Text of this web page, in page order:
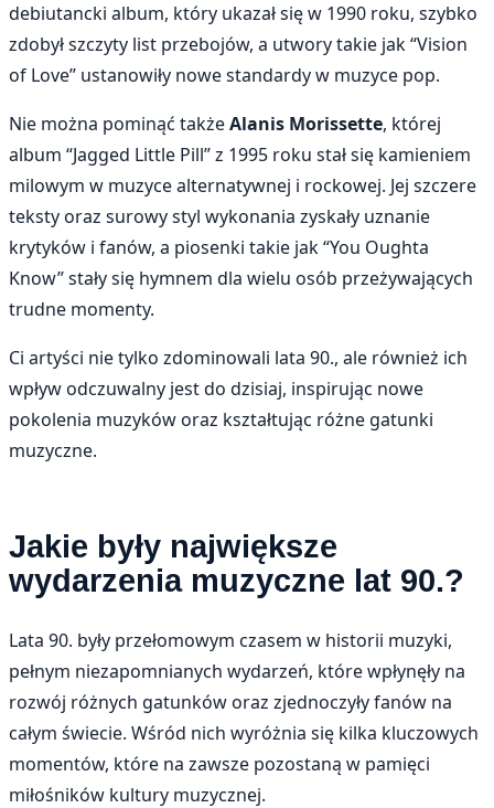
debiutancki album, który ukazał się w 1990 roku, szybko
zdobył szczyty list przebojów, a utwory takie jak “Vision
of Love” ustanowiły nowe standardy w muzyce pop.
Nie można pominąć takżeAlanis Morissette, której
album “Jagged Little Pill” z 1995 roku stał się kamieniem
milowym w muzyce alternatywnej i rockowej. Jej szczere
teksty oraz surowy styl wykonania zyskały uznanie
krytyków i fanów, a piosenki takie jak “You Oughta
Know” stały się hymnem dla wielu osób przeżywających
trudne momenty.
Ci artyści nie tylko zdominowali lata 90., ale również ich
wpływ odczuwalny jest do dzisiaj, inspirując nowe
pokolenia muzyków oraz kształtując różne gatunki
muzyczne.
Jakie były największe
wydarzenia muzyczne lat 90.?
Lata 90. były przełomowym czasem w historii muzyki,
pełnym niezapomnianych wydarzeń, które wpłynęły na
rozwój różnych gatunków oraz zjednoczyły fanów na
całym świecie. Wśród nich wyróżnia się kilka kluczowych
momentów, które na zawsze pozostaną w pamięci
miłośników kultury muzycznej.